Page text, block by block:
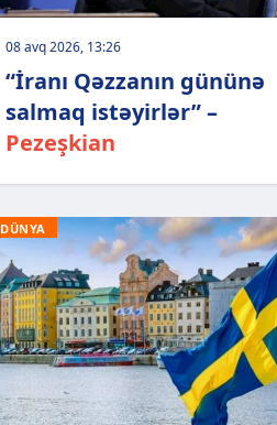
08 avq 2026, 13:26
“İranı Qəzzanın gününə
salmaq istəyirlər” –
Pezeşkian
DÜNYA